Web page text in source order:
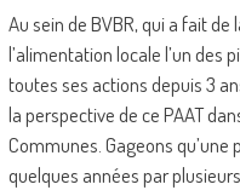
Au sein de BVBR, qui a fait
l’alimentation locale l’un des
toutes ses actions depuis 3
la perspective de ce PAAT
Communes. Gageons
quelques années par